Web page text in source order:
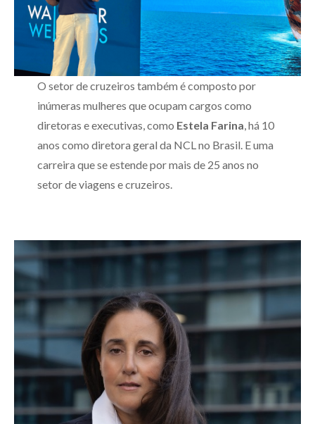
O setor de cruzeiros também é composto por
inúmeras mulheres que ocupam cargos como
diretoras e executivas, como Estela Farina, há 10
anos como diretora geral da NCL no Brasil. E uma
carreira que se estende por mais de 25 anos no
setor de viagens e cruzeiros.